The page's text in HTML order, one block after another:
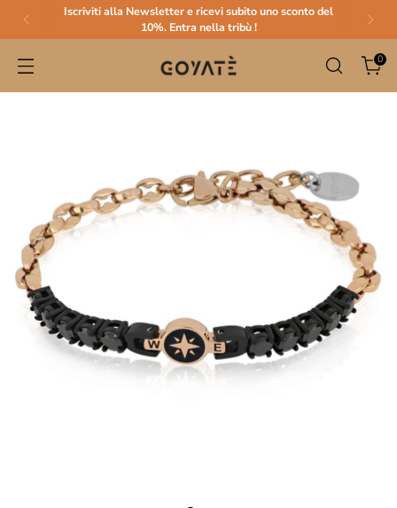
Iscriviti alla Newsletter e ricevi subito uno sconto del
10%. Entra nella tribù !
0